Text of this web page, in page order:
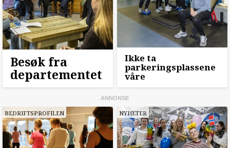
Besøk fra
departementet
Ikke ta
parkeringsplassene
våre
BEDRIFTSPROFILEN NYHETER